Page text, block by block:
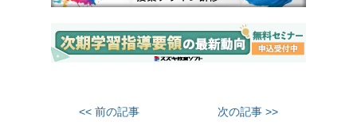
<< 前の記事 次の記事 >>